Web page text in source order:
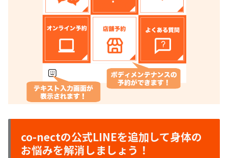
co-nectの公式LINEを追加して身体の
お悩みを解消しましょう！